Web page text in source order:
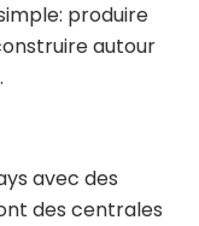
produire
autour
avec des
des centrales